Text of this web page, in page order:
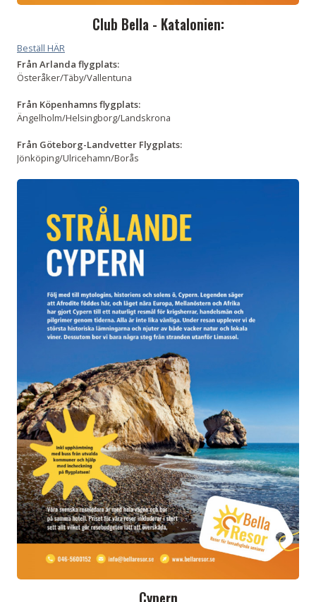
Club Bella - Katalonien:
Beställ HÄR
Från Arlanda flygplats:
Österåker/Täby/Vallentuna
Från Köpenhamns flygplats:
Ängelholm/Helsingborg/Landskrona
Från Göteborg-Landvetter Flygplats:
Jönköping/Ulricehamn/Borås